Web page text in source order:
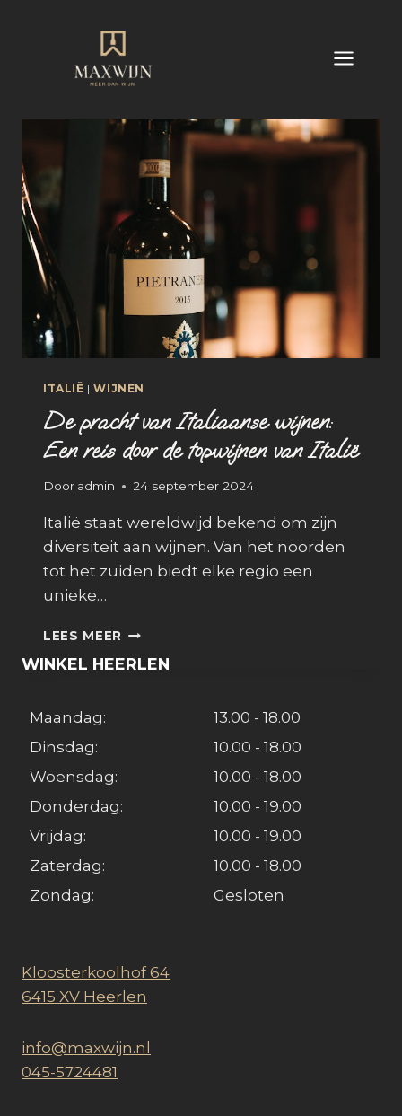
ITALIË |WIJNEN
De pracht van Italiaanse wijnen:
Een reis door de topwijnen van Italië
Door admin 24 september 2024
Italië staat wereldwijd bekend om zijn
diversiteit aan wijnen. Van het noorden
tot het zuiden biedt elke regio een
unieke…
LEES MEER DE
VAN
TOPWIJNEN
WINKEL HEERLEN
Maandag:
13.00 - 18.00
Dinsdag:
10.00 - 18.00
Woensdag:
10.00 - 18.00
Donderdag:
10.00 - 19.00
Vrijdag:
10.00 - 19.00
Zaterdag:
10.00 - 18.00
Zondag:
Gesloten
Kloosterkoolhof 64
6415 XV Heerlen
info@maxwijn.nl
045-5724481